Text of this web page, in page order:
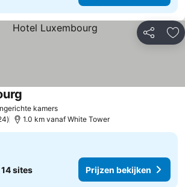
Delen
kamers
1.0 km vanaf White Tower
14 sites Prijzen bekijken